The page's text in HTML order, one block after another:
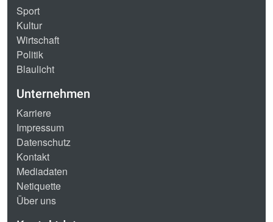
Sport
Kultur
Wirtschaft
Politik
Blaulicht
Unternehmen
Karriere
Impressum
Datenschutz
Kontakt
Mediadaten
Netiquette
Über uns